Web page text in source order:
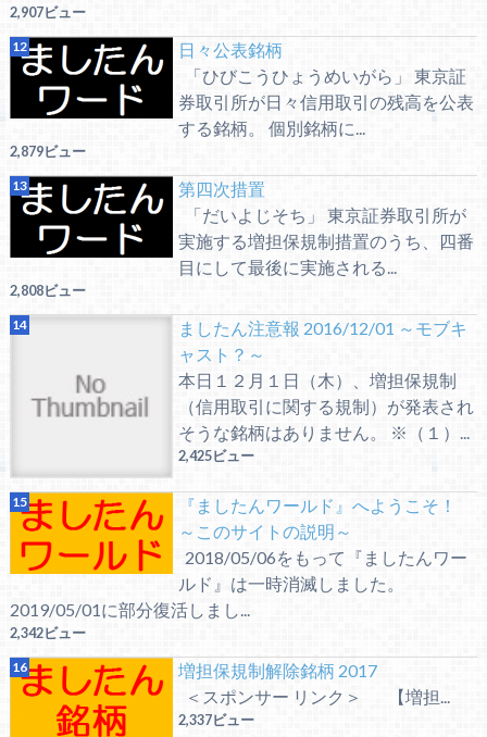
2,907ビュー
日々公表銘柄
「ひびこうひょうめいがら」 東京証
券取引所が日々信用取引の残高を公表
する銘柄。 個別銘柄に...
2,879ビュー
第四次措置
「だいよじそち」 東京証券取引所が
実施する増担保規制措置のうち、四番
目にして最後に実施される...
2,808ビュー
ましたん注意報 2016/12/01 ～モブキ
ャスト？～
本日１２月１日（木）、増担保規制
（信用取引に関する規制）が発表され
そうな銘柄はありません。 ※（１）...
2,425ビュー
『ましたんワールド』へようこそ！
～このサイトの説明～
2018/05/06をもって『ましたんワー
ルド』は一時消滅しました。
2019/05/01に部分復活しまし...
2,342ビュー
増担保規制解除銘柄 2017
＜スポンサー リンク＞ 【増担...
2,337ビュー